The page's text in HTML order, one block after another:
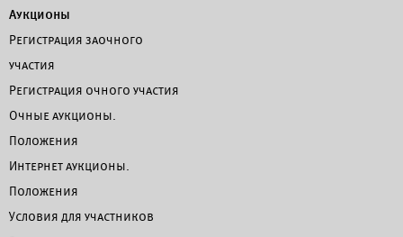
Аукционы
Регистрация заочного
участия
Регистрация очного участия
Очные аукционы.
Положения
Интернет аукционы.
Положения
Условия для участников